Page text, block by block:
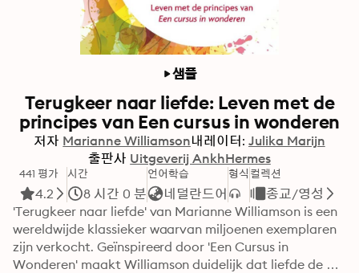
샘플
Terugkeer naar liefde: Leven met de
principes van Een cursus in wonderen
저자 Marianne Williamson내레이터: Julika Marijn
출판사 Uitgeverij AnkhHermes
441 평가
4.2
시간
8 시간 0 분
언어학습
네덜란드어
형식 컬렉션
종교/영성
'Terugkeer naar liefde' van Marianne Williamson is een
wereldwijde klassieker waarvan miljoenen exemplaren
zijn verkocht. Geïnspireerd door 'Een Cursus in
Wonderen' maakt Williamson duidelijk dat liefde de